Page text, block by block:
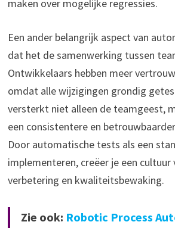
maken over mogelijke regressies.
Een ander belangrijk aspect van
dat het de samenwerking tussen
Ontwikkelaars hebben meer
omdat alle wijzigingen grondig
versterkt niet alleen de teamgeest,
een consistentere en
Door automatische tests als een
implementeren, creëer je een cultuur
verbetering en kwaliteitsbewaking.
Zie ook: Robotic Process